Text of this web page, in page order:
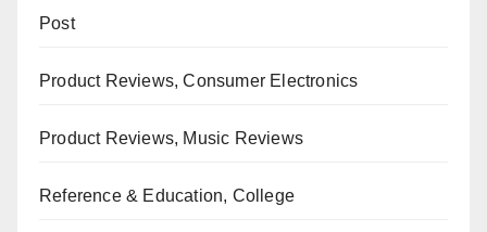
Post
Product Reviews, Consumer Electronics
Product Reviews, Music Reviews
Reference & Education, College